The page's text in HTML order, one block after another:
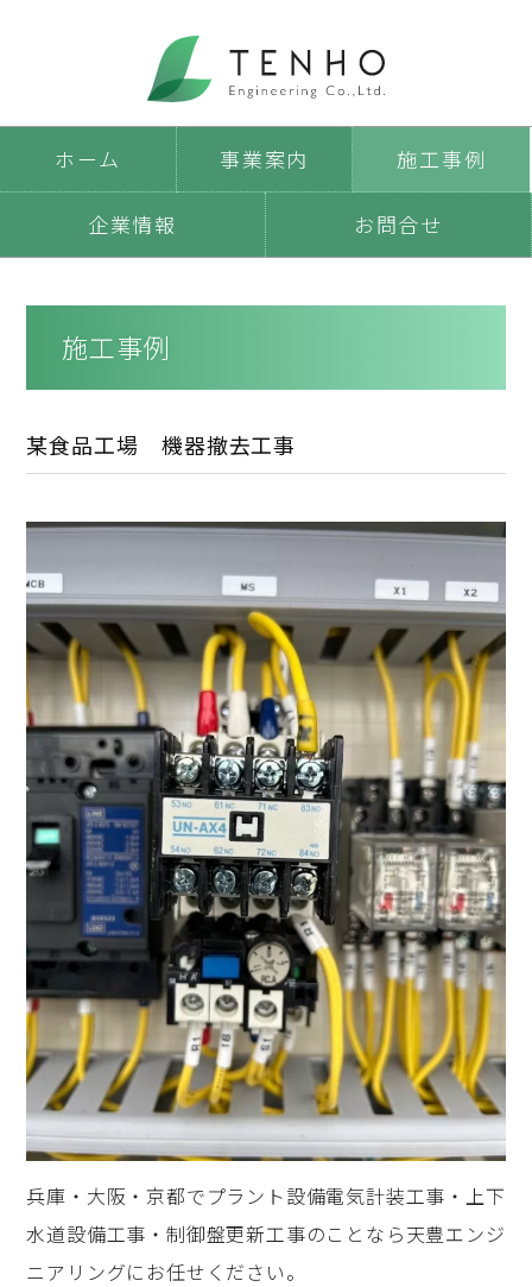
ホーム 事業案内 施工事例
企業情報 お問合せ
施工事例
某食品工場 機器撤去工事
兵庫・大阪・京都でプラント設備電気計装工事・上下
水道設備工事・制御盤更新工事のことなら天豊エンジ
ニアリングにお任せください。